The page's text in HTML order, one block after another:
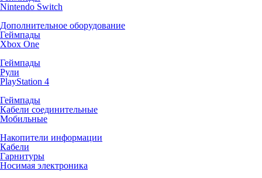
Nintendo Switch
Дополнительное оборудование
Геймпады
Xbox One
Геймпады
Рули
PlayStation 4
Геймпады
Кабели соединительные
Мобильные
Накопители информации
Кабели
Гарнитуры
Носимая электроника